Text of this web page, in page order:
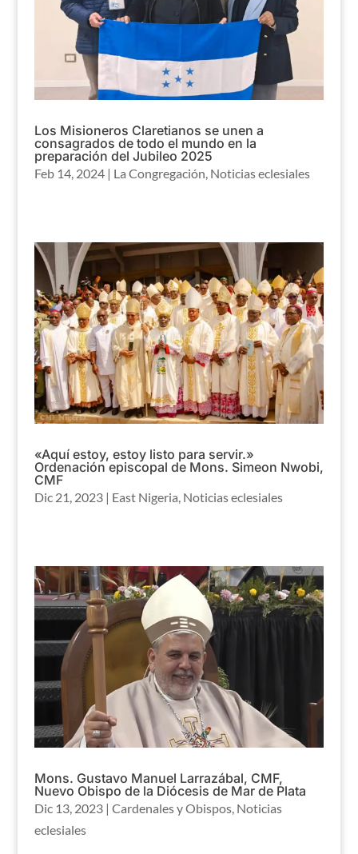
Los Misioneros Claretianos se unen a
consagrados de todo el mundo en la
preparación del Jubileo 2025
Feb 14, 2024| La Congregación, Noticias eclesiales
«Aquí estoy, estoy listo para servir.»
Ordenación episcopal de Mons. Simeon Nwobi,
CMF
Dic 21, 2023| East Nigeria, Noticias eclesiales
Mons. Gustavo Manuel Larrazábal, CMF,
Nuevo Obispo de la Diócesis de Mar de Plata
Dic 13, 2023| Cardenales y Obispos, Noticias
eclesiales